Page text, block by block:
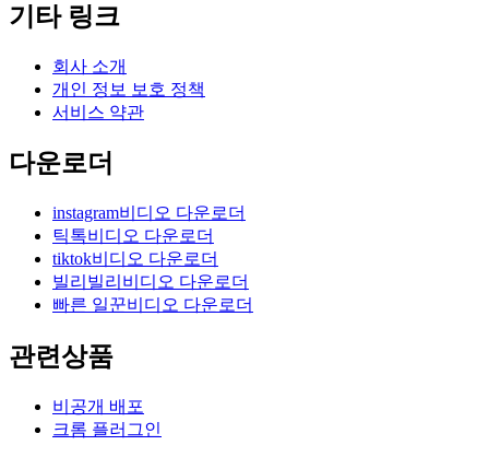
기타 링크
회사 소개
개인 정보 보호 정책
서비스 약관
다운로더
instagram비디오 다운로더
틱톡비디오 다운로더
tiktok비디오 다운로더
빌리빌리비디오 다운로더
빠른 일꾼비디오 다운로더
관련상품
비공개 배포
크롬 플러그인